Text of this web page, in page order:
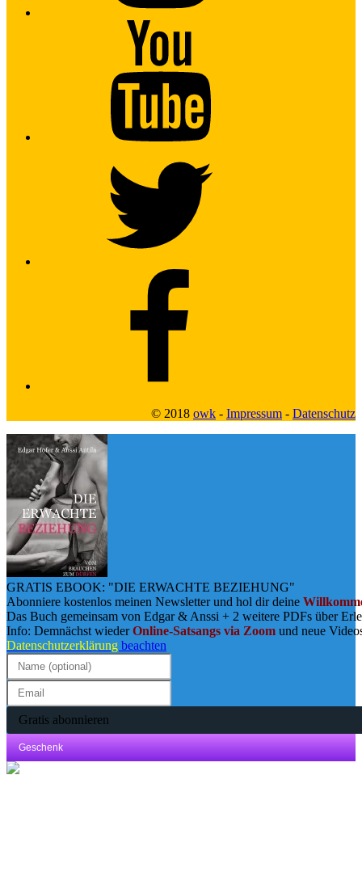
© 2018 owk - Impressum - Datenschutz
GRATIS EBOOK: "DIE ERWACHTE BEZIEHUNG"
Abonniere kostenlos meinen Newsletter und hol dir deine
Das Buch gemeinsam von Edgar & Anssi + 2 weitere PDFs über
Info: Demnächst wiederOnline-Satsangs via Zoom und neue
Datenschutzerklärung beachten
Gratis abonnieren
Geschenk